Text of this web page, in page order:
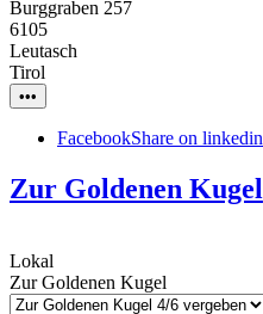
Burggraben 257
6105
Leutasch
Tirol
•••
FacebookShare on linkedin
Zur Goldenen Kugel
Lokal
Zur Goldenen Kugel